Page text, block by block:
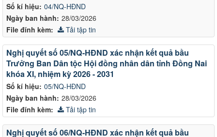
Số kí hiệu: 04/NQ-HĐND
Ngày ban hành: 28/03/2026
File đính kèm: Tải tập tin
Số kí hiệu: 05/NQ-HĐND
Ngày ban hành: 28/03/2026
Nghị quyết số 05/NQ-HĐND xác nhận kết quả bầu
Trưởng Ban Dân tộc Hội đồng nhân dân tỉnh Đồng Nai
khóa XI, nhiệm kỳ 2026 - 2031
File đính kèm: Tải tập tin
Nghị quyết số 06/NQ-HĐND xác nhận kết quả bầu